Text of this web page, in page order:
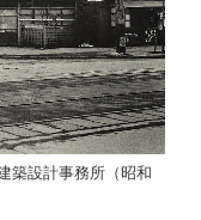
築設計事務所（昭和